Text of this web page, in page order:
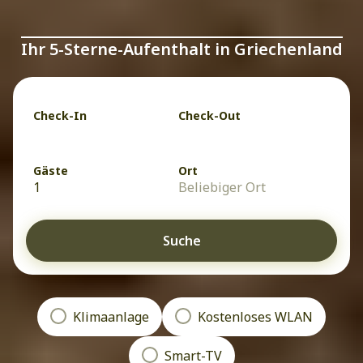
Ihr 5-Sterne-Aufenthalt in Griechenland
Ort
Beliebiger Ort
Check-In Check-Out
Gäste
1
Suche
Klimaanlage Kostenloses WLAN
Smart-TV